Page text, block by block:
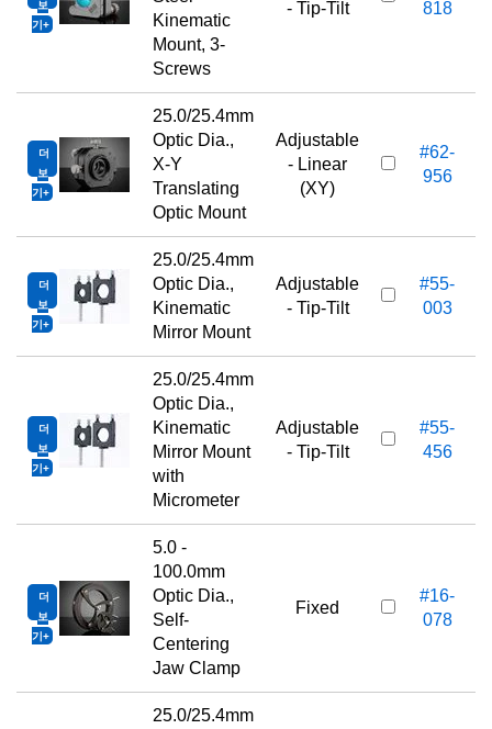
보
기
Kinematic
Mount, 3-
Screws
- Tip-Tilt
818
더
보
기
25.0/25.4mm
Optic Dia.,
X-Y
Translating
Optic Mount
Adjustable
- Linear
(XY)
#62-
956
더
보
기
25.0/25.4mm
Optic Dia.,
Kinematic
Mirror Mount
Adjustable
- Tip-Tilt
#55-
003
더
보
기
25.0/25.4mm
Optic Dia.,
Kinematic
Mirror Mount
with
Micrometer
Adjustable
- Tip-Tilt
#55-
456
더
보
기
5.0 -
100.0mm
Optic Dia.,
Self-
Centering
Jaw Clamp
Fixed
#16-
078
25.0/25.4mm